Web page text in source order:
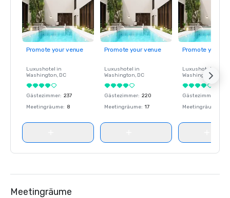
Promote your venue
Luxushotel in
Washington, DC
Gästezimmer: 237
Meetingräume: 8
Promote your venue
Luxushotel in
Washington, DC
Gästezimmer: 220
Meetingräume: 17
Promote your
Luxushotel in
Washington
Gästezimmer
Meetingräume
Meetingräume